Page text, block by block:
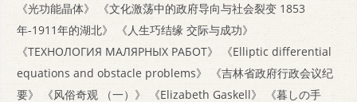
《光功能晶体》
《文化激荡中的政府导向与社会裂变 1853
年-1911年的湖北》
《人生巧结缘 交际与成功》
《ТЕХНОЛОГИЯ МАЛЯРНЫХ РАБОТ》
《Elliptic differential
equations and obstacle problems》
《吉林省政府行政会议纪
要》
《风俗奇观 （一）》 《Elizabeth Gaskell》
《暮しの手